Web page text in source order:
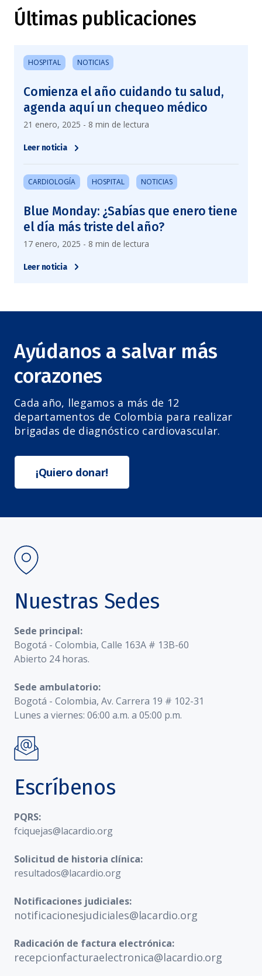
Últimas publicaciones
HOSPITAL NOTICIAS
Comienza el año cuidando tu salud,
agenda aquí un chequeo médico
21 enero, 2025 - 8 min de lectura
Leer noticia
CARDIOLOGÍA HOSPITAL NOTICIAS
Blue Monday: ¿Sabías que enero tiene
el día más triste del año?
17 enero, 2025 - 8 min de lectura
Leer noticia
Ayúdanos a salvar más
corazones
Cada año, llegamos a más de 12
departamentos de Colombia para realizar
brigadas de diagnóstico cardiovascular.
¡Quiero donar!
Nuestras Sedes
Sede principal:
Bogotá - Colombia, Calle 163A # 13B-60
Abierto 24 horas.
Sede ambulatorio:
Bogotá - Colombia, Av. Carrera 19 # 102-31
Lunes a viernes: 06:00 a.m. a 05:00 p.m.
Escríbenos
PQRS:
fciquejas@lacardio.org
Solicitud de historia clínica:
resultados@lacardio.org
Notificaciones judiciales:
notificacionesjudiciales@lacardio.org
Radicación de factura electrónica:
recepcionfacturaelectronica@lacardio.org